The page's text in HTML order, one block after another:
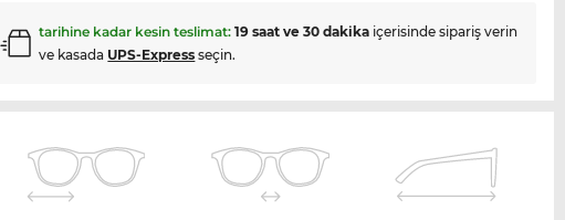
tarihine kadar kesin teslimat: 19 saat ve 30 dakika içerisinde sipariş verin
ve kasada UPS-Express seçin.